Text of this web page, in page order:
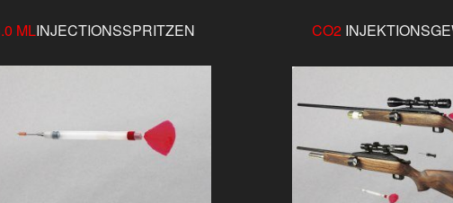
MLINJECTIONSSPRITZEN CO2